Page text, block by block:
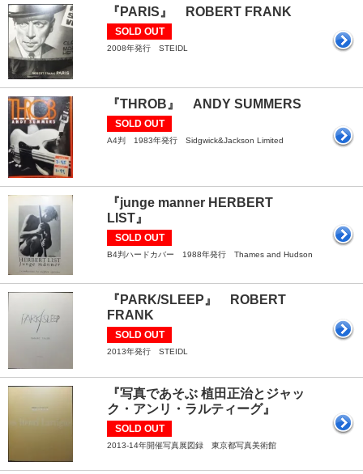
『PARIS』 ROBERT FRANK
SOLD OUT
2008年発行 STEIDL
『THROB』 ANDY SUMMERS
SOLD OUT
A4判 1983年発行 Sidgwick&Jackson Limited
『junge manner HERBERT
LIST』
SOLD OUT
B4判ハードカバー 1988年発行 Thames and Hudson
『PARK/SLEEP』 ROBERT
FRANK
SOLD OUT
2013年発行 STEIDL
『写真であそぶ 植田正治とジャッ
ク・アンリ・ラルティーグ』
SOLD OUT
2013-14年開催写真展図録 東京都写真美術館